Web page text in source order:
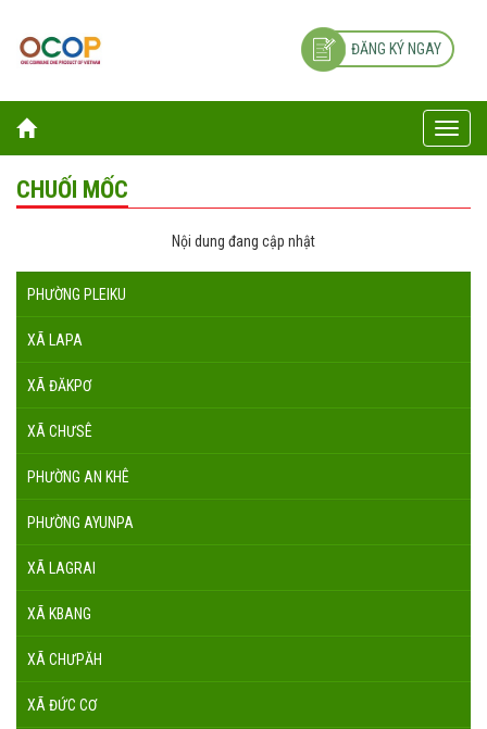
ĐĂNG KÝ NGAY
Toggle
CHUỐI MỐC
Nội dung đang cập nhật
PHƯỜNG PLEIKU
XÃ LAPA
XÃ ĐĂKPƠ
XÃ CHƯSÊ
PHƯỜNG AN KHÊ
PHƯỜNG AYUNPA
XÃ LAGRAI
XÃ KBANG
XÃ CHƯPĂH
XÃ ĐỨC CƠ